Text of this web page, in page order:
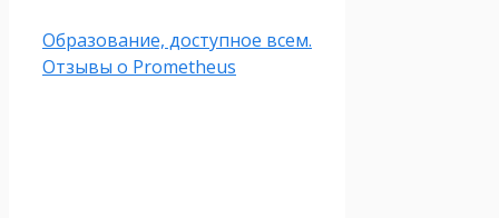
Образование, доступное всем.
Отзывы о Prometheus